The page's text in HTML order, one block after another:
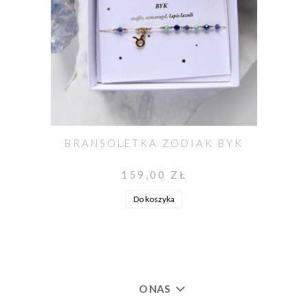
BRANSOLETKA ZODIAK BYK
159,00 ZŁ
Do koszyka
O NAS